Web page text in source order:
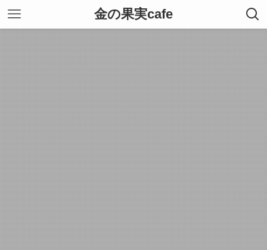
金の果実cafe